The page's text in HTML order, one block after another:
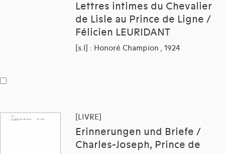
Lettres intimes du Chevalier
de Lisle au Prince de Ligne /
Félicien LEURIDANT
[s.l] : Honoré Champion , 1924
[LIVRE]
Erinnerungen und Briefe /
Charles-Joseph, Prince de